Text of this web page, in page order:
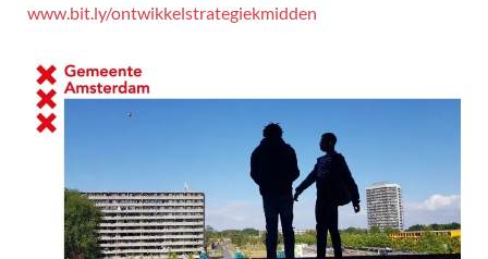
www.bit.ly/ontwikkelstrategiekmidden